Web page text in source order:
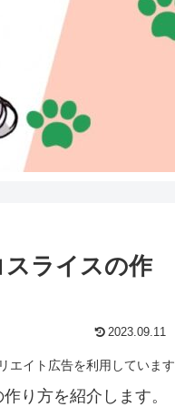
スライスの作
2023.09.11
エイト広告を利用しています
り方を紹介します。